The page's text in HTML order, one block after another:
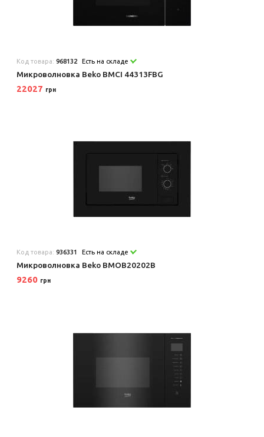
Код товара:968132 Есть на складе
Микроволновка Beko BMCI 44313FBG
22027 грн
Код товара:936331 Есть на складе
Микроволновка Beko BMOB20202B
9260 грн